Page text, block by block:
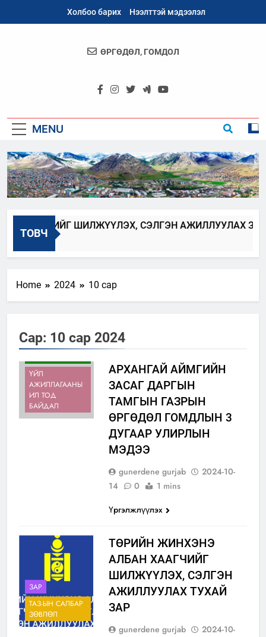
Холбоо барих Нээлттэй мэдээлэл
Архангай
ӨРГӨДӨЛ, ГОМДОЛ
MENU
ТОВЧ
ХААГЧИЙГ ШИЛЖҮҮЛЭХ, СЭЛГЭН АЖИЛЛУУЛАХ ЗАР
Home 2024 10 сар
Сар: 10 сар 2024
ӨРГӨДӨЛ,
ГОМДОЛ
ҮЙЛ
АЖИЛЛАГААНЫ
ИЛ ТОД
БАЙДАЛ
АРХАНГАЙ АЙМГИЙН
ЗАСАГ ДАРГЫН
ТАМГЫН ГАЗРЫН
ӨРГӨДӨЛ ГОМДЛЫН 3
ДУГААР УЛИРЛЫН
МЭДЭЭ
gunerdene gurjab
2024-10-
14
0
1 mins
Үргэлжлүүлэх
ЗАР
ТАЗ-ЫН САЛБАР
ЗӨВЛӨЛ
ТӨРИЙН ЖИНХЭНЭ
АЛБАН ХААГЧИЙГ
ШИЛЖҮҮЛЭХ, СЭЛГЭН
АЖИЛЛУУЛАХ ТУХАЙ
ЗАР
gunerdene gurjab
2024-10-